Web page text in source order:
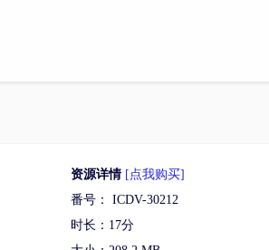
资源详情 [点我购买]
番号： ICDV-30212
时长：17分